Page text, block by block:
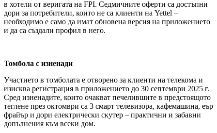
в хотели от веригата на FPI. Седмичните оферти са достъпни
дори за потребители, които не са клиенти на Yettel –
необходимо е само да имат обновена версия на приложението
и да са създали профил в него.
Томбола с изненади
Участието в томболата e отворено за клиенти на телекома и
изисква регистрация в приложението до 30 септември 2025 г.
Сред изненадите, които очакват печелившите в предстоящото
теглене през октомври са 3 смарт телевизора, кафемашина, еър
фрайър и дори електрически скутер – практични и забавни
допълнения към всеки дом.